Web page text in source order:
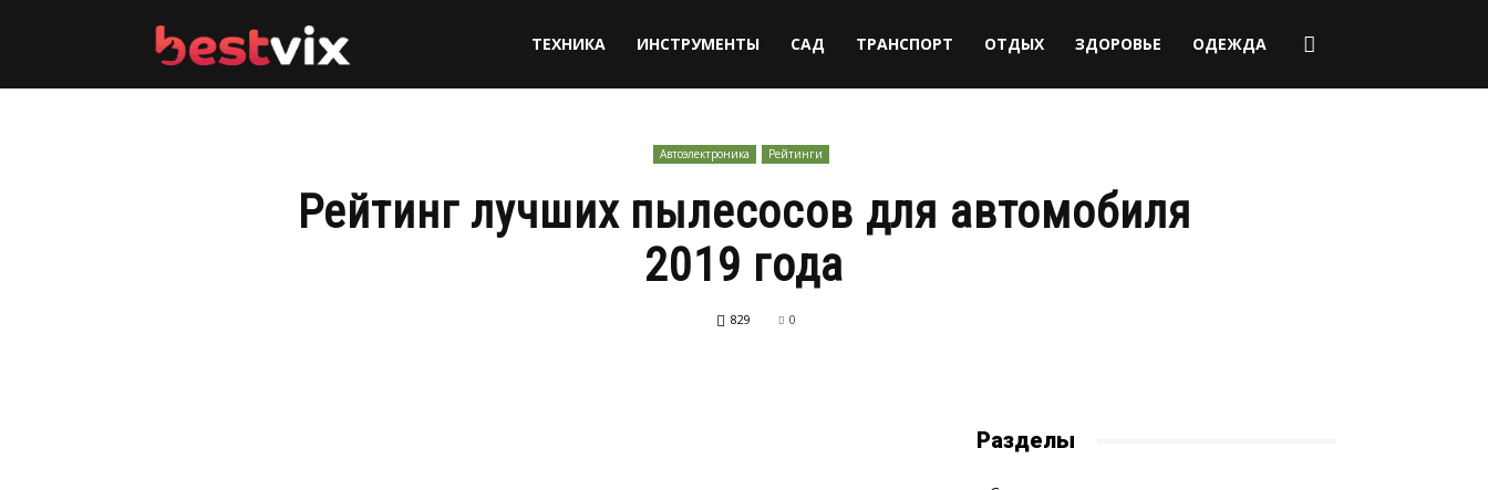
ТЕХНИКА ИНСТРУМЕНТЫ САД ТРАНСПОРТ ОТДЫХ ЗДОРОВЬЕ ОДЕЖДА
Автоэлектроника Рейтинги
Рейтинг лучших пылесосов для автомобиля
2019 года
829 0
Разделы